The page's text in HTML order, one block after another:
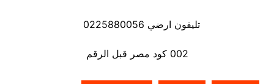
تليفون ارضي 0225880056
002 كود مصر قبل الرقم